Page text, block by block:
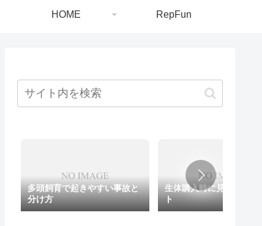
HOME RepFun
多頭飼育で起きやすい事故と
分け方
生体購入時に見るべきポ
ト